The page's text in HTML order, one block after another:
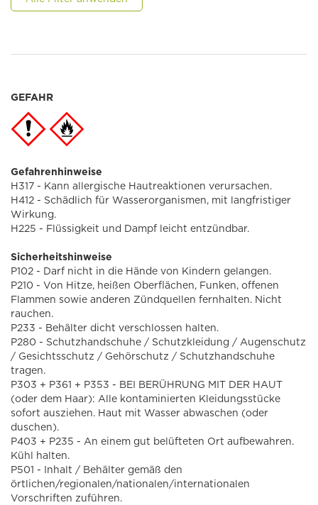
GEFAHR
Gefahrenhinweise
H317 - Kann allergische Hautreaktionen verursachen.
H412 - Schädlich für Wasserorganismen, mit langfristiger
Wirkung.
H225 - Flüssigkeit und Dampf leicht entzündbar.
Sicherheitshinweise
P102 - Darf nicht in die Hände von Kindern gelangen.
P210 - Von Hitze, heißen Oberflächen, Funken, offenen
Flammen sowie anderen Zündquellen fernhalten. Nicht
rauchen.
P233 - Behälter dicht verschlossen halten.
P280 - Schutzhandschuhe / Schutzkleidung / Augenschutz
/ Gesichtsschutz / Gehörschutz / Schutzhandschuhe
tragen.
P303 + P361 + P353 - BEI BERÜHRUNG MIT DER HAUT
(oder dem Haar): Alle kontaminierten Kleidungsstücke
sofort ausziehen. Haut mit Wasser abwaschen (oder
duschen).
P403 + P235 - An einem gut belüfteten Ort aufbewahren.
Kühl halten.
P501 - Inhalt / Behälter gemäß den
örtlichen/regionalen/nationalen/internationalen
Vorschriften zuführen.